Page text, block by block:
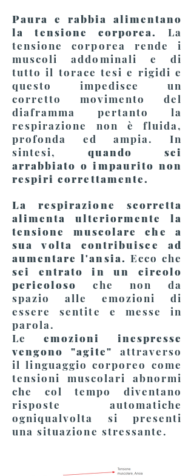
Paura e rabbia alimentano
la tensione corporea.
La
tensione corporea rende i
muscoli addominali e di
tutto il torace tesi e rigidi e
questo impedisce un
corretto movimento del
diaframma pertanto la
respirazione non è fluida,
profonda ed ampia. In
sintesi, quando sei
arrabbiato o impaurito non
respiri correttamente.
La respirazione scorretta
alimenta ulteriormente la
tensione muscolare che a
sua volta contribuisce ad
aumentare l'ansia. Ecco che
sei entrato in un circolo
pericoloso
che non da
spazio alle emozioni di
essere sentite e messe in
parola.
Leemozioni inespresse
vengono "agite" attraverso
il linguaggio corporeo come
tensioni muscolari abnormi
che col tempo diventano
risposte automatiche
ogniqualvolta si presenti
una situazione stressante.